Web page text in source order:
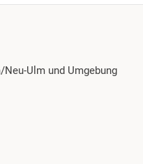
Ulm und Umgebung